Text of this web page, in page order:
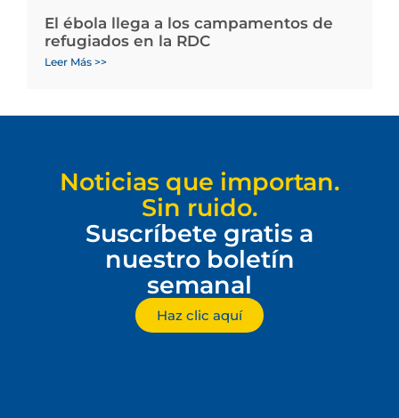
El ébola llega a los campamentos de
refugiados en la RDC
Leer Más >>
Noticias que importan.
Sin ruido.
Suscríbete gratis a
nuestro boletín
semanal
Haz clic aquí